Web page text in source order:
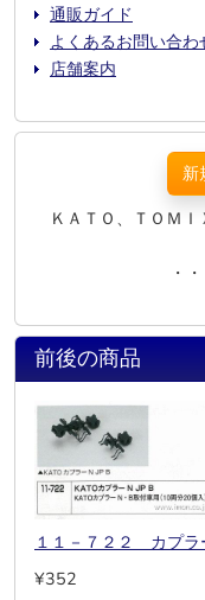
通販ガイド
よくあるお問い合わ
店舗案内
新
ＫＡＴＯ、ＴＯＭ
・・
前後の商品
１１－７２２ カプラ
¥352